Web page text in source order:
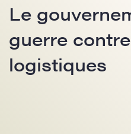
Le
guerre
logistiques